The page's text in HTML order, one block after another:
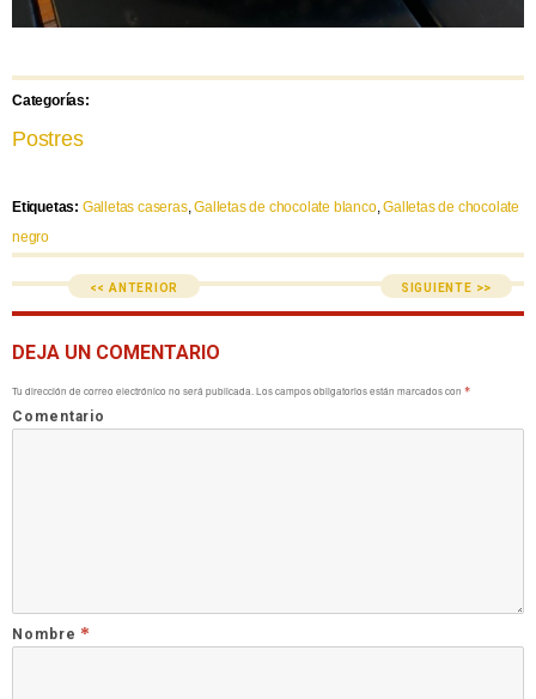
Categorías:
Postres
Etiquetas: Galletas caseras,Galletas de chocolate blanco,Galletas de chocolate
negro
<< ANTERIOR SIGUIENTE >>
DEJA UN COMENTARIO
Tu dirección de correo electrónico no será publicada. Los campos obligatorios están marcados con *
Comentario
Nombre *